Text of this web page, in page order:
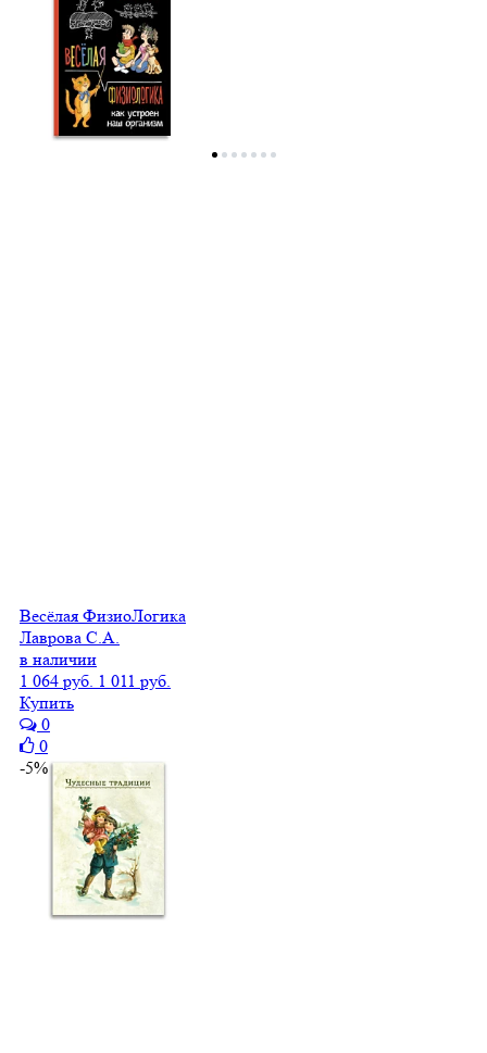
Весёлая ФизиоЛогика
Лаврова С.А.
в наличии
1 064 руб. 1 011 руб.
Купить
0
0
-5%